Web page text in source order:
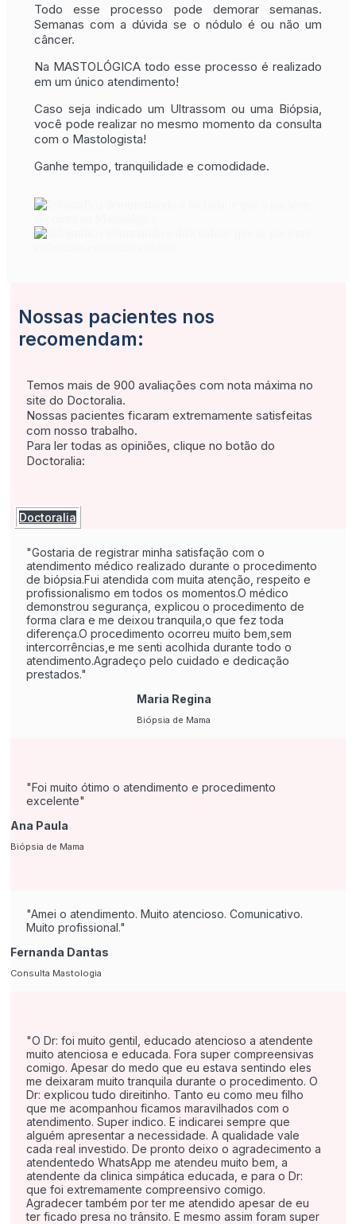
Todo esse processo pode demorar semanas.
Semanas com a dúvida se o nódulo é ou não um
câncer.
Na MASTOLÓGICA todo esse processo é realizado
em um único atendimento!
Caso seja indicado um Ultrassom ou uma Biópsia,
você pode realizar no mesmo momento da consulta
com o Mastologista!
Ganhe tempo, tranquilidade e comodidade.
Nossas pacientes nos
recomendam:
Temos mais de 900 avaliações com nota máxima no
site do Doctoralia.
Nossas pacientes ficaram extremamente satisfeitas
com nosso trabalho.
Para ler todas as opiniões, clique no botão do
Doctoralia:
Doctoralia
Gostaria de registrar minha satisfação com o
atendimento médico realizado durante o procedimento
de biópsia.Fui atendida com muita atenção, respeito e
profissionalismo em todos os momentos.O médico
demonstrou segurança, explicou o procedimento de
forma clara e me deixou tranquila,o que fez toda
diferença.O procedimento ocorreu muito bem,sem
intercorrências,e me senti acolhida durante todo o
atendimento.Agradeço pelo cuidado e dedicação
prestados.
Maria Regina
Biópsia de Mama
Foi muito ótimo o atendimento e procedimento
excelente
Ana Paula
Biópsia de Mama
Amei o atendimento. Muito atencioso. Comunicativo.
Muito profissional.
Fernanda Dantas
Consulta Mastologia
O Dr: foi muito gentil, educado atencioso a atendente
muito atenciosa e educada. Fora super compreensivas
comigo. Apesar do medo que eu estava sentindo eles
me deixaram muito tranquila durante o procedimento. O
Dr: explicou tudo direitinho. Tanto eu como meu filho
que me acompanhou ficamos maravilhados com o
atendimento. Super indico. E indicarei sempre que
alguém apresentar a necessidade. A qualidade vale
cada real investido. De pronto deixo o agradecimento a
atendentedo WhatsApp me atendeu muito bem, a
atendente da clinica simpática educada, e para o Dr:
que foi extremamente compreensivo comigo.
Agradecer também por ter me atendido apesar de eu
ter ficado presa no trânsito. E mesmo assim foram super